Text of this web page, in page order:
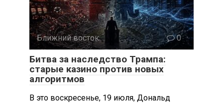
Ближний восток 0
Битва за наследство Трампа:
старые казино против новых
алгоритмов
В это воскресенье, 19 июля, Дональд